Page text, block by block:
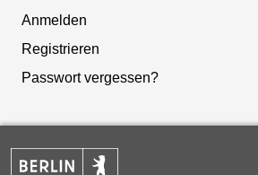
Anmelden
Registrieren
Passwort vergessen?